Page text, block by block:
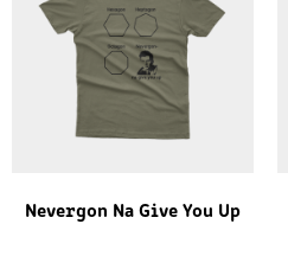
Nevergon Na Give You Up